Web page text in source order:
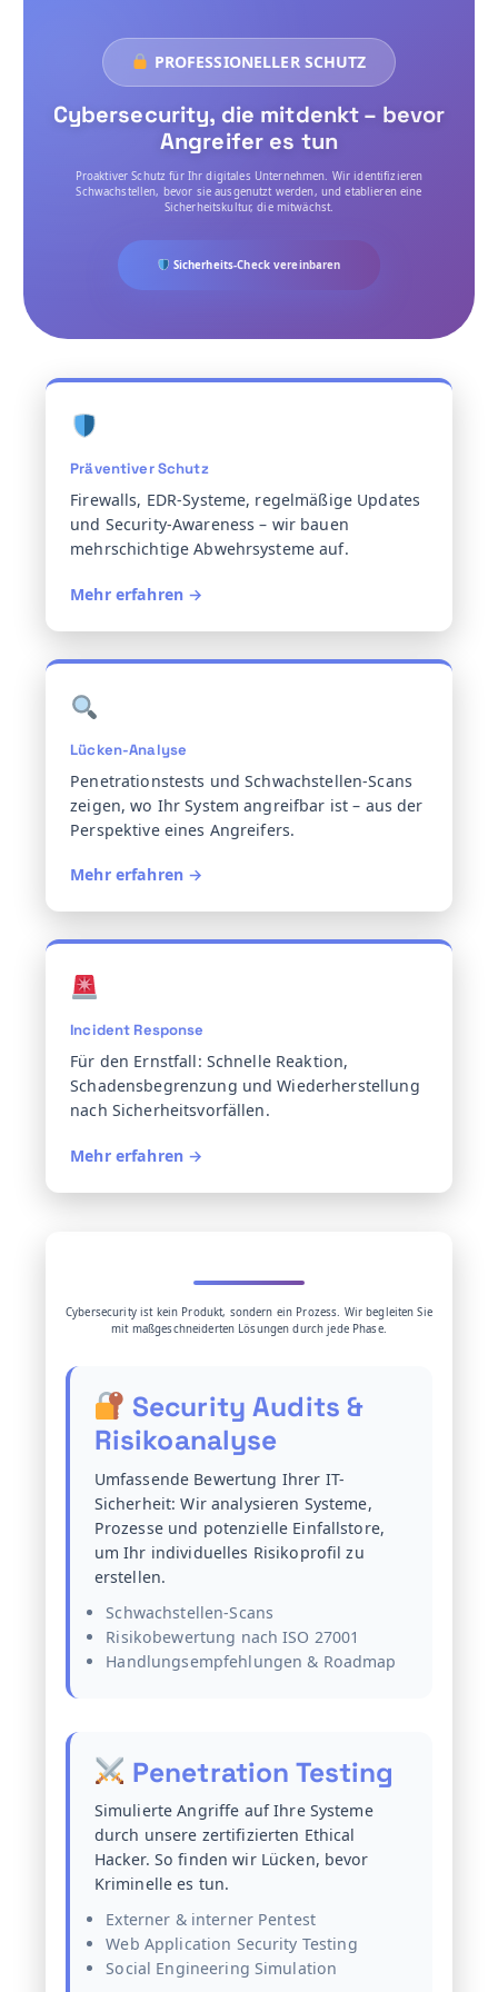
PROFESSIONELLER SCHUTZ
Cybersecurity, die mitdenkt – bevor
Angreifer es tun
Proaktiver Schutz für Ihr digitales Unternehmen. Wir identifizieren
Schwachstellen, bevor sie ausgenutzt werden, und etablieren eine
Sicherheitskultur, die mitwächst.
Sicherheits-Check vereinbaren
Präventiver Schutz
Firewalls, EDR-Systeme, regelmäßige Updates
und Security-Awareness – wir bauen
mehrschichtige Abwehrsysteme auf.
Mehr erfahren →
Lücken-Analyse
Penetrationstests und Schwachstellen-Scans
zeigen, wo Ihr System angreifbar ist – aus der
Perspektive eines Angreifers.
Mehr erfahren →
Incident Response
Für den Ernstfall: Schnelle Reaktion,
Schadensbegrenzung und Wiederherstellung
nach Sicherheitsvorfällen.
Mehr erfahren →
Cybersecurity ist kein Produkt, sondern ein Prozess. Wir begleiten Sie
mit maßgeschneiderten Lösungen durch jede Phase.
Security Audits &
Risikoanalyse
Umfassende Bewertung Ihrer IT-
Sicherheit: Wir analysieren Systeme,
Prozesse und potenzielle Einfallstore,
um Ihr individuelles Risikoprofil zu
erstellen.
Schwachstellen-Scans
Risikobewertung nach ISO 27001
Handlungsempfehlungen & Roadmap
Penetration Testing
Simulierte Angriffe auf Ihre Systeme
durch unsere zertifizierten Ethical
Hacker. So finden wir Lücken, bevor
Kriminelle es tun.
Externer & interner Pentest
Web Application Security Testing
Social Engineering Simulation